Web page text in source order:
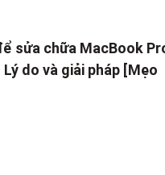
sửa chữa MacBook
do và giải pháp [Mẹo